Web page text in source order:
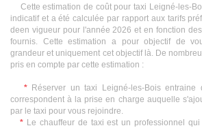
Cette estimation de coût pour taxi Leigné-les-
indicatif et a été calculée par rapport aux tarifs
deen vigueur pour l'année 2026 et en fonction
fournis. Cette estimation a pour objectif de
grandeur et uniquement cet objectif là. De
pris en compte par cette estimation :
*Réserver un taxi Leigné-les-Bois entraine
correspondent à la prise en charge auquelle
par le taxi pour vous rejoindre.
* Le chauffeur de taxi est un professionnel